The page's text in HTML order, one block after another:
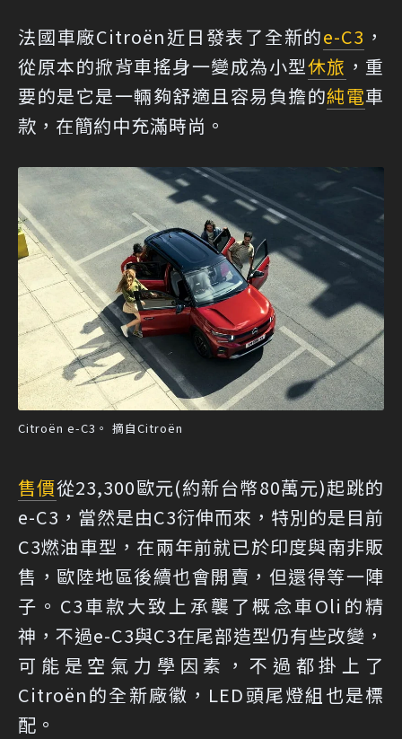
法國車廠Citroën近日發表了全新的e-C3 ，
從原本的掀背車搖身一變成為小型休旅 ，重
要的是它是一輛夠舒適且容易負擔的純電車
款，在簡約中充滿時尚。
Citroën e-C3。 摘自Citroën
售價從23,300歐元(約新台幣80萬元)起跳的
e-C3，當然是由C3衍伸而來，特別的是目前
C3燃油車型，在兩年前就已於印度與南非販
售，歐陸地區後續也會開賣，但還得等一陣
子。C3車款大致上承襲了概念車Oli的精
神，不過e-C3與C3在尾部造型仍有些改變，
可能是空氣力學因素，不過都掛上了
Citroën的全新廠徽，LED頭尾燈組也是標
配。